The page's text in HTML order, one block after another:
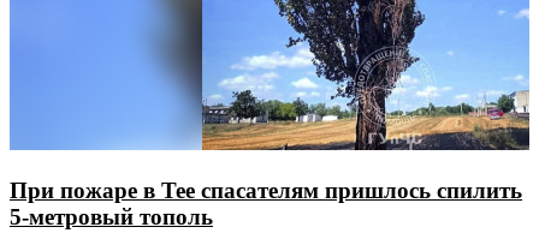
При пожаре в Тее спасателям пришлось спилить
5-метровый тополь